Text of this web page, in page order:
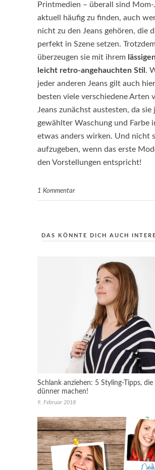
Printmedien – überall sind Mom-
aktuell häufig zu finden, auch
nicht zu den Jeans gehören, die
perfekt in Szene setzen.
überzeugen sie mit ihrem
leicht retro-angehauchten Stil .
jeder anderen Jeans gilt auch
besten viele verschiedene Arten
Jeans zunächst austesten, da sie
gewählter Waschung und Farbe
etwas anders wirken. Und nicht
aufzugeben, wenn das erste
den Vorstellungen entspricht!
1 Kommentar
DAS KÖNNTE DICH AUCH
Schlank anziehen: 5 Styling-Tipps,
dünner machen!
9. Februar 2018